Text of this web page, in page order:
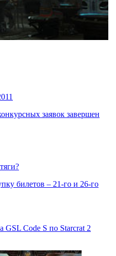
заявок завершен
билетов – 21-го и 26-го
Code S по Starcrat 2